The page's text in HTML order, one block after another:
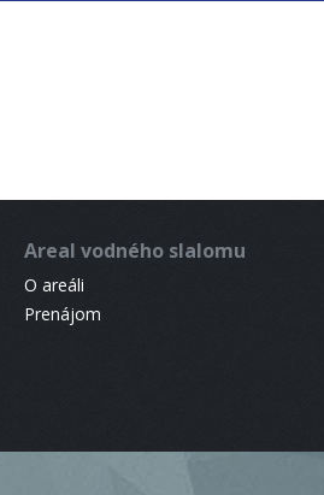
Areal vodného slalomu
O areáli
Prenájom